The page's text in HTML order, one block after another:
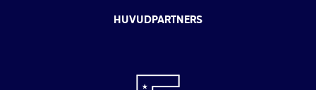
HUVUDPARTNERS